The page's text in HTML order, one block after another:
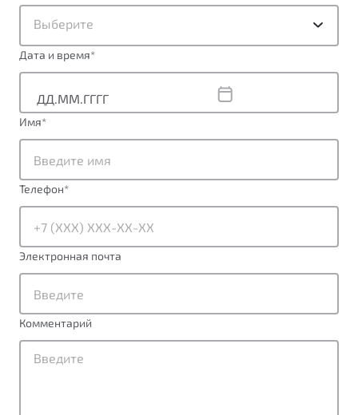
Выберите
Дата и время*
Имя*
Телефон*
Электронная почта
Комментарий